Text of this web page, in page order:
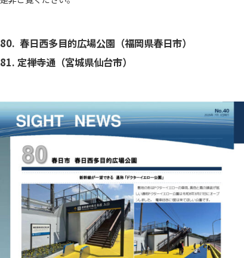
80. 春日西多目的広場公園（福岡県春日市）
81. 定禅寺通（宮城県仙台市）